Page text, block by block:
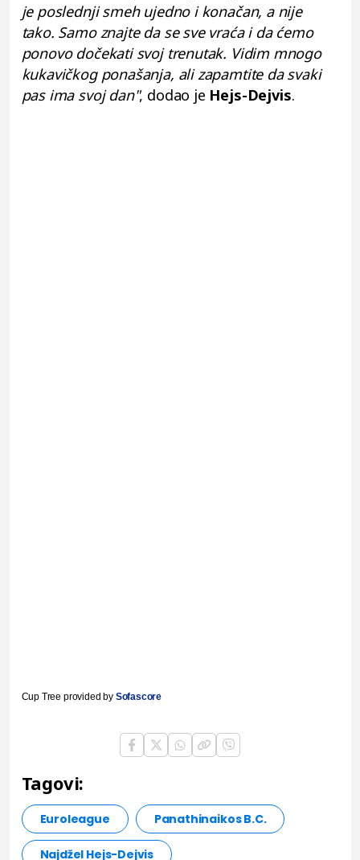
je poslednji smeh ujedno i konačan, a nije
tako. Samo znajte da se sve vraća i da ćemo
ponovo dočekati svoj trenutak. Vidim mnogo
kukavičkog ponašanja, ali zapamtite da svaki
pas ima svoj dan", dodao je Hejs-Dejvis.
Cup Tree provided by Sofascore
Tagovi:
Euroleague Panathinaikos B.C.
Najdžel Hejs-Dejvis